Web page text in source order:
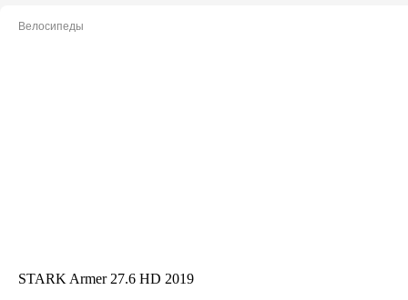
Велосипеды
STARK Armer 27.6 HD 2019